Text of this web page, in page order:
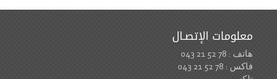
معلومات الإتصـال
هاتف : 78 52 21 043
فاكس : 78 52 21 043